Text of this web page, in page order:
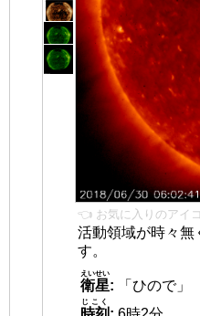
👈 お気に入りのアイ
活動領域が時々無
す。
衛星
えいせい
:
「ひので」
じこく